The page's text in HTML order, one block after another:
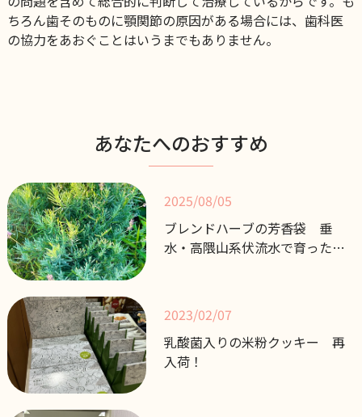
ちろん歯そのものに顎関節の原因がある場合には、歯科医
の協力をあおぐことはいうまでもありません。
あなたへのおすすめ
2025/08/05
ブレンドハーブの芳香袋 垂
水・高隈山系伏流水で育った無
2023/02/07
乳酸菌入りの米粉クッキー 再
入荷！